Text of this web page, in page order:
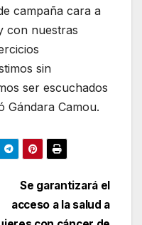
campaña cara a
con nuestras
sin
ser escuchados
Gándara Camou.
Se garantizará el
acceso a la salud a